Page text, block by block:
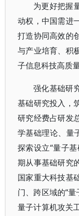
为更好把握
动权，中国需进
打造协同高效的
与产业培育、积
子信息科技高质量
强化基础研
基础研究投入，
研究经费占研发
学基础理论、量
探索设立“量子
期从事基础研究
国家重大科技基
门、跨区域的“
量子计算机攻关